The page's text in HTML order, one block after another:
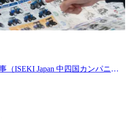
先輩インタビュー記事（ISEKI Japan 中四国カンパニー.pdf